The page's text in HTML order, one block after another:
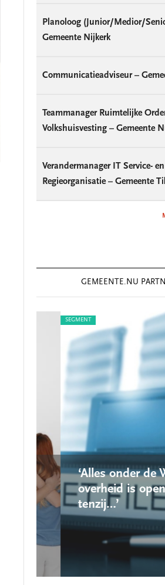
Planoloog (Junior/Medior/
Gemeente Nijkerk
Communicatieadviseur –
Teammanager Ruimtelijke
Volkshuisvesting – Gemeente
Verandermanager IT Service- en
Regieorganisatie – Gemeente
GEMEENTE.NU
SEGMENT
‘Alles onder de Wet
overheid is
tenzij…’